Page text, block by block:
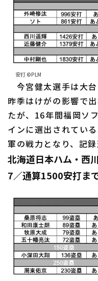
安打 ©PLM
今宮健太選手は大
昨季はけがの影響で
たが、16年間福岡ソ
インに選出されてい
軍の戦力となり、記
北海道日本ハム・西
7／通算1500安打ま